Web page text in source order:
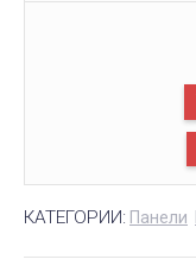
КАТЕГОРИИ: Панели